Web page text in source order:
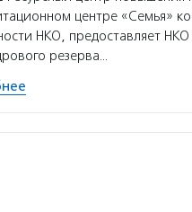
центре «Семья»
НКО, предоставляет
резерва…